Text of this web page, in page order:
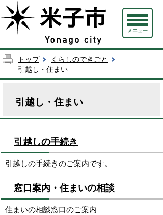
メニュー
トップ
くらしのできごと
引越し・住まい
引越し・住まい
引越しの手続き
引越しの手続きのご案内です。
窓口案内・住まいの相談
住まいの相談窓口のご案内